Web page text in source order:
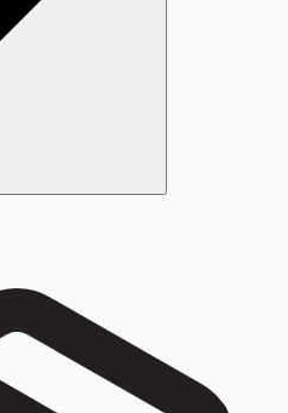
Các cách viết sau đây
+84 27 23663345.